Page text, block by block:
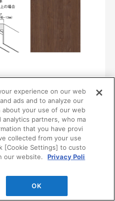
は30本）
experience on our web
ads and to analyze our
about your use of our web
partners, who ma
that you have provi
collected from your use
[Cookie Settings] to custo
our website.
Privacy Poli
OK